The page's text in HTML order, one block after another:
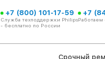
+7 (800) 101-17-59
Служба техподдержки Philips
- бесплатно по России
+7
Работаем
Срочный